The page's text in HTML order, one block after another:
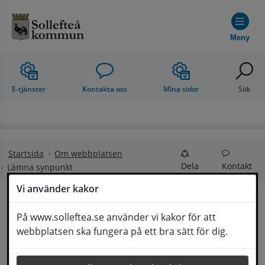
Vi använder kakor
På www.solleftea.se använder vi kakor för att
webbplatsen ska fungera på ett bra sätt för dig.
Meny
E-tjänster Kontakta oss Mina sidor Sök
Startsida
Om webbplatsen
Lämna synpunkt
Dela Kontakt
Lämna synpunkt
Här kan du lämna synpunkter, förslag och